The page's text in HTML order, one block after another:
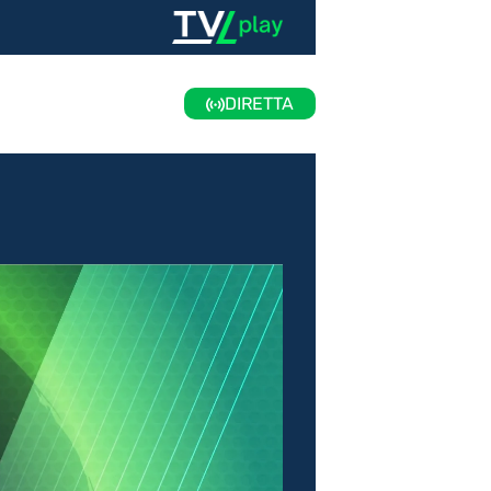
DIRETTA